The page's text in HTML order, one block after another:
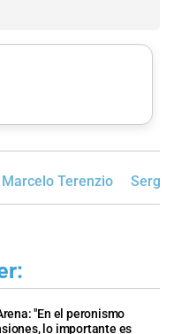
Marcelo Terenzio
"En el peronismo
lo importante es